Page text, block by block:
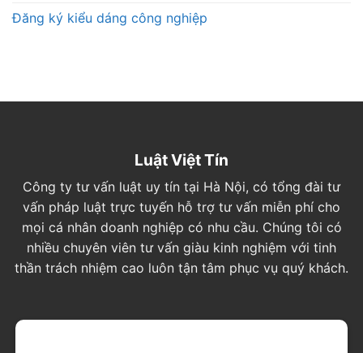
Đăng ký kiểu dáng công nghiệp
Luật Việt Tín
Công ty tư vấn luật uy tín tại Hà Nội, có tổng đài tư
vấn pháp luật trực tuyến hỗ trợ tư vấn miễn phí cho
mọi cá nhân doanh nghiệp có nhu cầu. Chúng tôi có
nhiều chuyên viên tư vấn giàu kinh nghiệm với tinh
thần trách nhiệm cao luôn tận tâm phục vụ quý khách.